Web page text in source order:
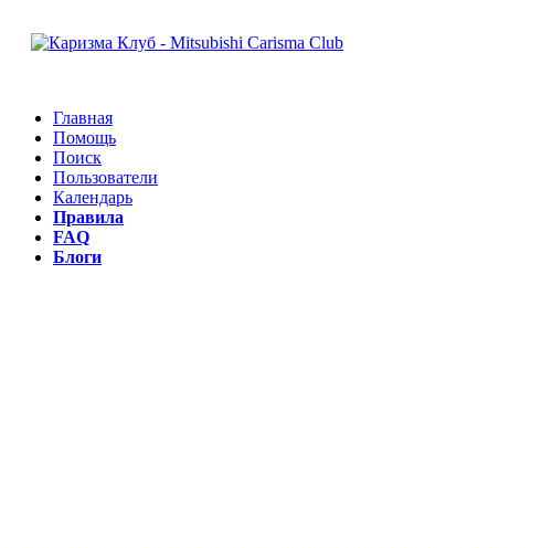
Главная
Помощь
Поиск
Пользователи
Календарь
Правила
FAQ
Блоги